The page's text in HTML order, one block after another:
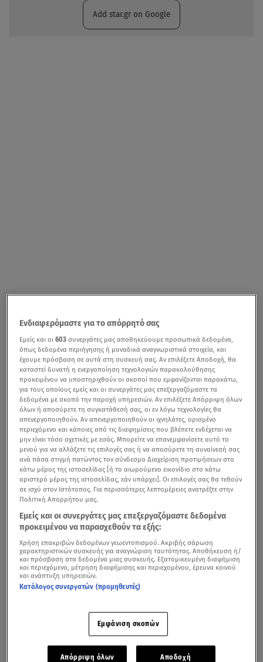
Add star.gr on Google
Ενδιαφερόμαστε για το απόρρητό σας
Εμείς και οι603 συνεργάτες μας αποθηκεύουμε προσωπικά δεδομένα,
όπως δεδομένα περιήγησης ή μοναδικά αναγνωριστικά στοιχεία, και
έχουμε πρόσβαση σε αυτά στη συσκευή σας. Αν επιλέξετε Αποδοχή, θα
καταστεί δυνατή η ενεργοποίηση τεχνολογιών παρακολούθησης
προκειμένου να υποστηριχθούν οι σκοποί που εμφανίζονται παρακάτω,
για τους οποίους εμείς και οι συνεργάτες μας επεξεργαζόμαστε τα
δεδομένα με σκοπό την παροχή υπηρεσιών. Αν επιλέξετε Απόρριψη όλων
όλων ή αποσύρετε τη συγκατάθεσή σας, οι εν λόγω τεχνολογίες θα
απενεργοποιηθούν. Αν απενεργοποιηθούν οι ιχνηλάτες, ορισμένο
περιεχόμενο και κάποιες από τις διαφημίσεις που βλέπετε ενδέχεται να
μην είναι τόσο σχετικές με εσάς. Μπορείτε να επανεμφανίσετε αυτό το
μενού για να αλλάξετε τις επιλογές σας ή να αποσύρετε τη συναίνεσή σας
ανά πάσα στιγμή πατώντας τον σύνδεσμο Διαχείριση προτιμήσεων στο
κάτω μέρος της ιστοσελίδας [ή το αιωρούμενο εικονίδιο στο κάτω
αριστερό μέρος της ιστοσελίδας, εάν υπάρχει]. Οι επιλογές σας θα τεθούν
σε ισχύ στον Ιστότοπος. Για περισσότερες λεπτομέρειες ανατρέξτε στην
Πολιτική Απορρήτου μας.
Εμείς και οι συνεργάτες μας επεξεργαζόμαστε δεδομένα
προκειμένου να παρασχεθούν τα εξής:
Χρήση επακριβών δεδομένων γεωεντοπισμού. Ακριβής σάρωση
χαρακτηριστικών συσκευής για αναγνώριση ταυτότητας. Αποθήκευση ή/
και πρόσβαση στα δεδομένα μιας συσκευής. Εξατομικευμένη διαφήμιση
και περιεχόμενο, μέτρηση διαφήμισης και περιεχομένου, έρευνα κοινού
και ανάπτυξη υπηρεσιών.
Κατάλογος συνεργατών (προμηθευτές)
Εμφάνιση σκοπών
Απόρριψη όλων Αποδοχή